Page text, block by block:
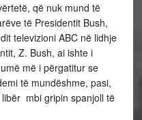
që nuk mund të
të Presidentit Bush,
televizioni ABC në lidhje
Z. Bush, ai ishte i
më i përgatitur se
të mundëshme, pasi,
mbi gripin spanjoll të